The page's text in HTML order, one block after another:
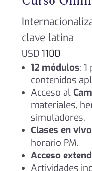
clave latina
USD 1100
12 módulos:
contenidos
Acceso al
materiales,
simuladores.
Clases en vivo
horario PM.
Acceso
Actividades